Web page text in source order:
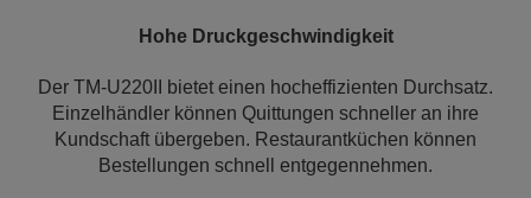
Hohe Druckgeschwindigkeit
Der TM-U220II bietet einen hocheffizienten Durchsatz.
Einzelhändler können Quittungen schneller an ihre
Kundschaft übergeben. Restaurantküchen können
Bestellungen schnell entgegennehmen.